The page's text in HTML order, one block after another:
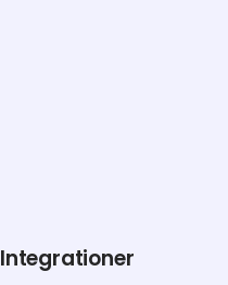
Integrationer